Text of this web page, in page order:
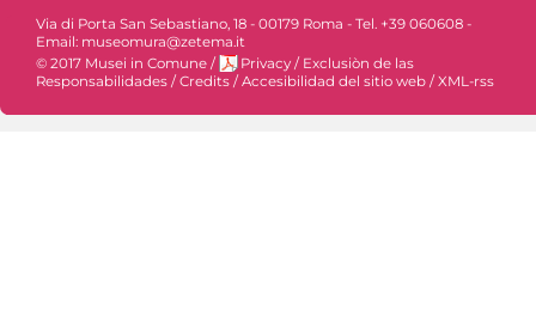
Via di Porta San Sebastiano, 18 - 00179 Roma - Tel. +39 060608 -
Email: museomura@zetema.it
© 2017 Musei in Comune / Privacy / Exclusiòn de las
Responsabilidades / Credits / Accesibilidad del sitio web / XML-rss